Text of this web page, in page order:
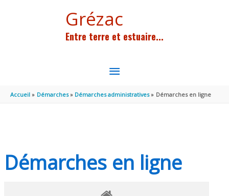
Grézac
Entre terre et estuaire...
MENU
PRINCIPAL
Accueil Démarches Démarches administratives Démarches en ligne
Démarches en ligne